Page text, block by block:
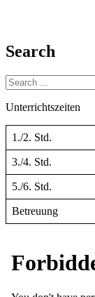
Search
Search
for:
Unterrichtszeiten
1./2. Std.
3./4. Std.
5./6. Std.
Betreuung